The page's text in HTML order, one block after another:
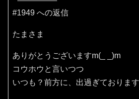
#1949 への返信
たまさま
ありがとうございますm(_ _)m
コウホウと言いつつ
いつも？前方に、出過ぎておりま